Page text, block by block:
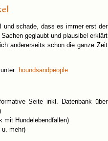
und schade, dass es immer erst der
geglaubt und plausibel erklärt
andererseits schon die ganze Zeit
houndsandpeople
Seite inkl. Datenbank über
mit Hundelebendfallen)
u. mehr)